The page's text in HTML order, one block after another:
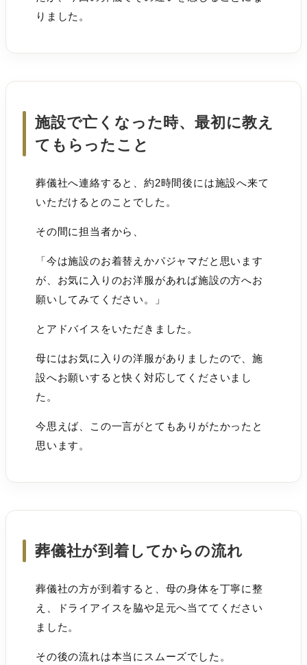
りました。
施設で亡くなった時、最初に教え
てもらったこと
葬儀社へ連絡すると、約2時間後には施設へ来て
いただけるとのことでした。
その間に担当者から、
「今は施設のお着替えかパジャマだと思います
が、お気に入りのお洋服があれば施設の方へお
願いしてみてください。」
とアドバイスをいただきました。
母にはお気に入りの洋服がありましたので、施
設へお願いすると快く対応してくださいまし
た。
今思えば、この一言がとてもありがたかったと
思います。
葬儀社が到着してからの流れ
葬儀社の方が到着すると、母の身体を丁寧に整
え、ドライアイスを脇や足元へ当ててください
ました。
その後の流れは本当にスムーズでした。